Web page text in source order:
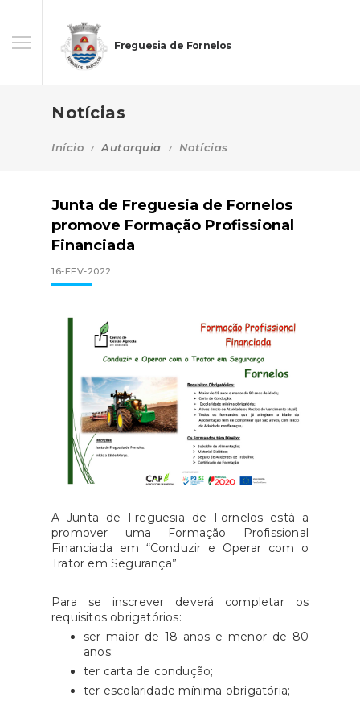
Freguesia de Fornelos
Notícias
Início Autarquia Notícias
Junta de Freguesia de Fornelos
promove Formação Profissional
Financiada
16-FEV-2022
A Junta de Freguesia de Fornelos está a
promover uma Formação Profissional
Financiada em “Conduzir e Operar com o
Trator em Segurança”.
Para se inscrever deverá completar os
requisitos obrigatórios:
ser maior de 18 anos e menor de 80
anos;
ter carta de condução;
ter escolaridade mínima obrigatória;